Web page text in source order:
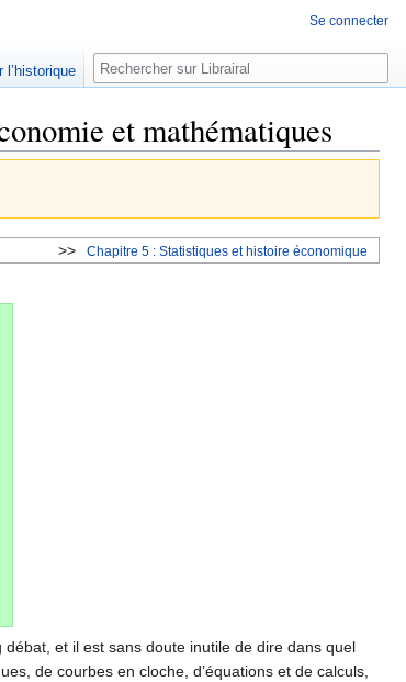
et mathématiques
>> Chapitre 5 : Statistiques et histoire économique
et il est sans doute inutile de dire dans quel
de courbes en cloche, d’équations et de calculs,
Se connecter
l’historique Rechercher